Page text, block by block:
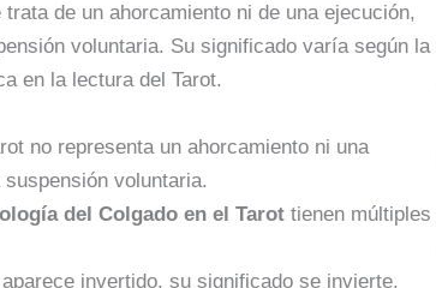
de un ahorcamiento ni de una ejecución,
voluntaria. Su significado varía según la
en la lectura del Tarot.
no representa un ahorcamiento ni una
voluntaria.
del Colgado en el Tarot tienen múltiples
invertido, su significado se invierte.